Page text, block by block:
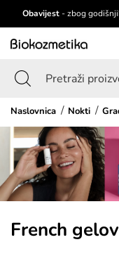
Obavijest - zbog
Naslovnica Nokti
French